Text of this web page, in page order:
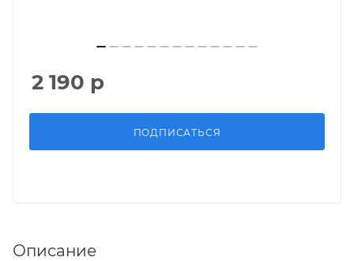
2 190 р
ПОДПИСАТЬСЯ
Описание